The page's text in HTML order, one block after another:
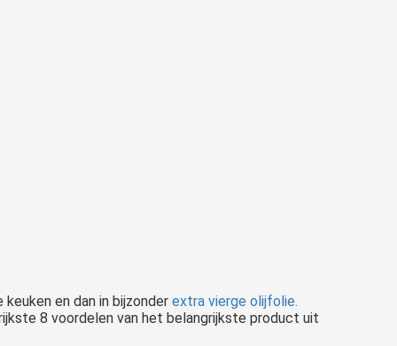
en dan in bijzonder extra vierge olijfolie.
8 voordelen van het belangrijkste product uit